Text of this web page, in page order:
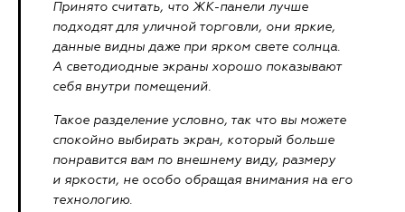
Принято считать, что ЖК-панели лучше
подходят для уличной торговли, они яркие,
данные видны даже при ярком свете солнца.
А светодиодные экраны хорошо показывают
себя внутри помещений.
Такое разделение условно, так что вы можете
спокойно выбирать экран, который больше
понравится вам по внешнему виду, размеру
и яркости, не особо обращая внимания на его
технологию.